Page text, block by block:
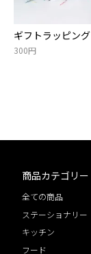
ギフトラッピング
300円
商品カテゴリー
全ての商品
ステーショナリー
キッチン
フード